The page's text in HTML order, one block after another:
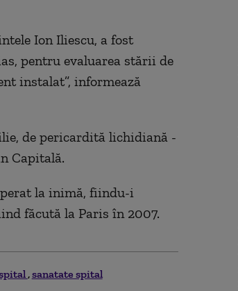
Ion Iliescu, a fost
pentru evaluarea stării de
instalat”, informează
de pericardită lichidiană -
Capitală.
la inimă, fiindu-i
făcută la Paris în 2007.
sanatate spital